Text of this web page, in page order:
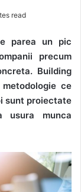
read
parea un pic
precum
Building
ce
sunt proiectate
munca